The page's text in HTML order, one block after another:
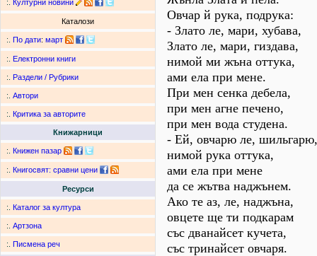
:. Културни новини
Каталози
:. По дати: март
:. Електронни книги
:. Раздели / Рубрики
:. Автори
:. Критика за авторите
Книжарници
:. Книжен пазар
:. Книгосвят: сравни цени
Ресурси
:. Каталог за култура
:. Артзона
:. Писмена реч
Овчар й рука, подрука:
- Злато ле, мари, хубава,
Злато ле, мари, гиздава,
нимой ми жъна оттука,
ами ела при мене.
При мен сенка дебела,
при мен агне печено,
при мен вода студена.
- Ей, овчарю ле, шильгарю,
нимой рука оттука,
ами ела при мене
да се жътва наджънем.
Ако те аз, ле, наджъна,
овцете ще ти подкарам
със дванайсет кучета,
със тринайсет овчаря.